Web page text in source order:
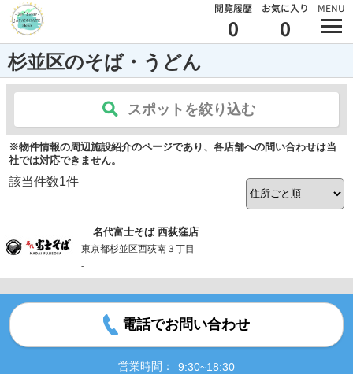
閲覧履歴
0
お気に入り
0
MENU
杉並区のそば・うどん
スポットを絞り込む
※物件情報の周辺施設紹介のページであり、各店舗への問い合わせは当
社では対応できません。
該当件数1件
名代富士そば 西荻窪店
東京都杉並区西荻南３丁目
-
電話でお問い合わせ
営業時間：
9:30~18:30